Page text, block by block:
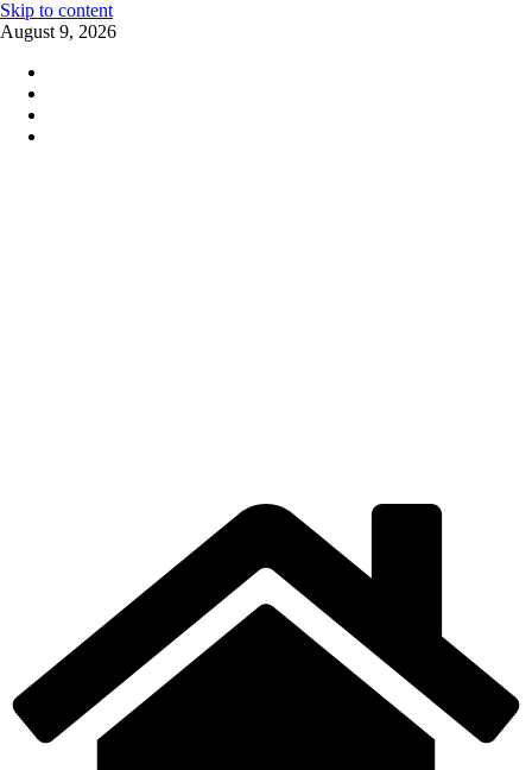
Skip to content
August 9, 2026